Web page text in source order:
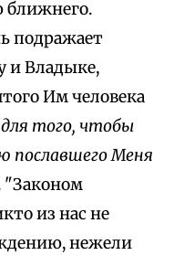
ближнего.
подражает
и Владыке,
Им человека
для того, чтобы
пославшего Меня
"Законом
из нас не
нежели